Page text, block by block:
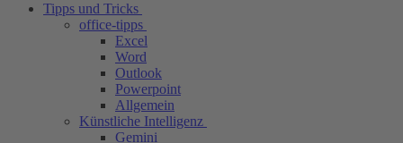
Tipps und Tricks
office-tipps
Excel
Word
Outlook
Powerpoint
Allgemein
Künstliche Intelligenz
Gemini